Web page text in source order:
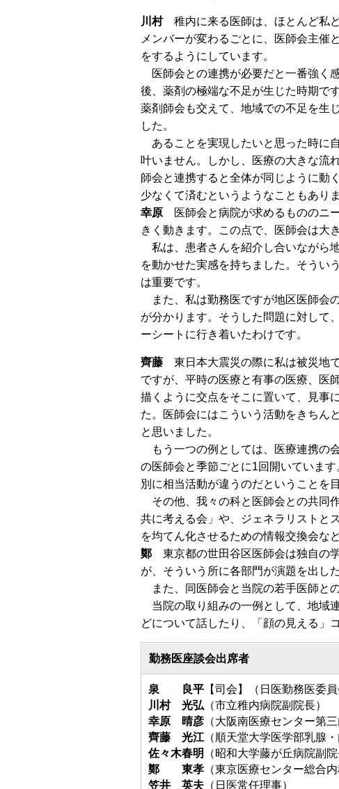
川村稚内に来る医師は、ほとんど私ど
メンバーが変わるごとに、医師会主催
をするようにしています。
医師会との連携が必要だと一番強く
後、薬剤の極端な不足が生じた時期で
薬剤師会も交えて、地域での不足を生
した。
あることを実現したいと思った時に
叶いません。しかし、医療の大きな流
師会と連携すると全体が同じように動
少なくて済むというようなこともありま
幸原 医師会と病院が求めるもののニ
きく動きます。この点で、医師会は大
私は、患者さんを紹介し合いながら
を動かせた実感を持ちました。そうい
は重要です。
また、私は勤務医ですが地区医師会
が分かります。そうした問題に対して
ーシートに行き着いたわけです。
齊藤 東日本大震災の際に私は被災地
ですが、平時の医療と有事の医療、医
描くように交点をそこに置いて、見事
た。医師会にはこういう活動をきちん
と思いました。
もう一つの例としては、医療連携の
の医師会と季節ごとに1回開いていま
別に相当活動が違うのだということを
その他、我々の科と医師会との共同
共に考える会」や、ジェネラリストと
を均てん化させるための情報交換会な
鄭 東京都の世田谷区医師会は独自の
が、そういう所に各部門が演題を出し
また、同医師会と当院の若手医師と
当院の取り組みの一例として、地域
どについて話したり、「顔の見える」
勤務医座談会出席者
泉 良平 【司会】（日医勤務医委
川村 光弘 （市立稚内病院副院長）
幸原 晴彦 （大阪南医療センター第三
齊藤 光江 （順天堂大学医学部乳腺
佐々木春明
（昭和大学藤が丘病院副院
鄭 東孝 （東京医療センター総合内
笠井 英夫 （日医常任理事）